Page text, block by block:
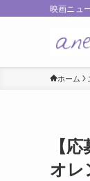
映画ニュ
ホーム
【
オレ